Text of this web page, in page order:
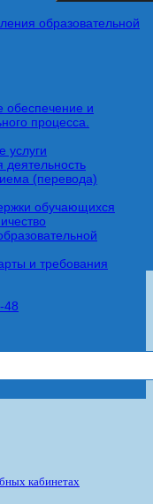
образовательной
обеспечение и
процесса.
услуги
деятельность
(перевода)
обучающихся
и требования
48
кабинетах